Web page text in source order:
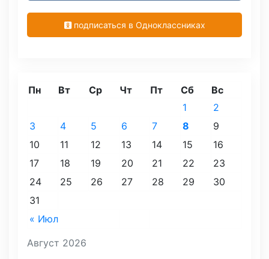
подписаться в Одноклассниках
Август 2026
Пн Вт Ср Чт Пт Сб Вс
« Июл
1
2
3
4 5 6 7 8
9
10
11 12 13 14 15
16
17
18 19 20 21 22
23
24
25 26 27 28 29
30
31